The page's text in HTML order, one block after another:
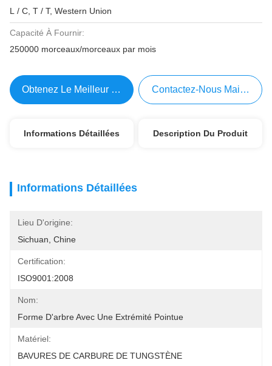
L / C, T / T, Western Union
Capacité À Fournir:
250000 morceaux/morceaux par mois
Obtenez Le Meilleur Prix Contactez-Nous Maintenant
Informations Détaillées Description Du Produit
Informations Détaillées
Lieu D'origine:
Sichuan, Chine
Certification:
ISO9001:2008
Nom:
Forme D'arbre Avec Une Extrémité Pointue
Matériel:
BAVURES DE CARBURE DE TUNGSTÈNE